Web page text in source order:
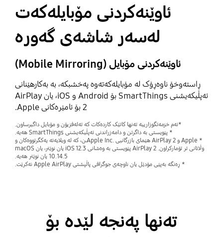
ئاوێنەکردنی مۆبایلەکەت
لەسەر شاشەی گەورە
ئاوێنەکردنی مۆبایل (Mobile Mirroring)
ڕاستەوخۆ ناوەڕۆک لە مۆبایلەکەتەوە پەخشبکە، بە بەکارهێنانی
ئەپڵیکەیشنی SmartThings بۆ Android و iOS، یان AirPlay
2 بۆ ئامێرەکانی Apple.
*ئەم خزمەتگوزارییە تەنها کاتێک کاردەکات کە تەلەفزیۆن و مۆبایل داگیرساون.
* پێویستی بە داگرتن و دامەزراندنی ئەپڵیکەیشنی SmartThings هەیە.
* Apple و AirPlay 2 هێمای بازرگانیی .Apple Incـن، کە لە ویلایەتە یەکگرتووەکان و
وڵاتانی تر تۆمارکراون. AirPlay 2 پێویستی بە وەشانی iOS 12.3 یان نوێتر، یان macOS
10.14.5 یان نوێتر هەیە.
* ڕەنگە بەپێی مۆدێل یان ناوچەی جوگرافی پاڵپشتی Apple AirPlay نەکرێت.
تەنها پەنجە لێدە بۆ